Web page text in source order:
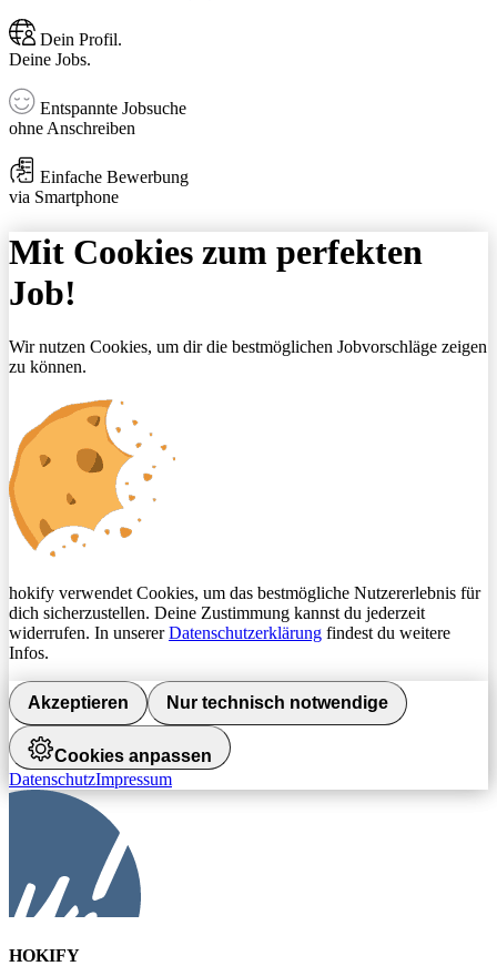
Dein Profil.
Deine Jobs.
Entspannte Jobsuche
ohne Anschreiben
Einfache Bewerbung
via Smartphone
Mit Cookies zum perfekten
Job!
Wir nutzen Cookies, um dir die bestmöglichen Jobvorschläge zeigen
zu können.
hokify verwendet Cookies, um das bestmögliche Nutzererlebnis für
dich sicherzustellen. Deine Zustimmung kannst du jederzeit
widerrufen. In unsererDatenschutzerklärung findest du weitere
Infos.
Akzeptieren Nur technisch notwendige
Cookies anpassen
DatenschutzImpressum
HOKIFY